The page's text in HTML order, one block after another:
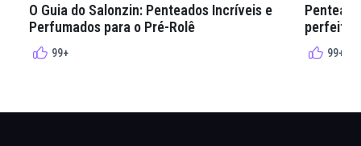
O Guia do Salonzin: Penteados Incríveis e
Perfumados para o Pré-Rolê
99+
perfeita
99+